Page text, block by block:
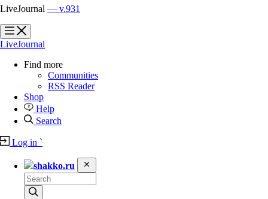
LiveJournal — v.931
?
?
LiveJournal
Find more
Communities
RSS Reader
Shop
Help
Search
Log in `
shakko.ru